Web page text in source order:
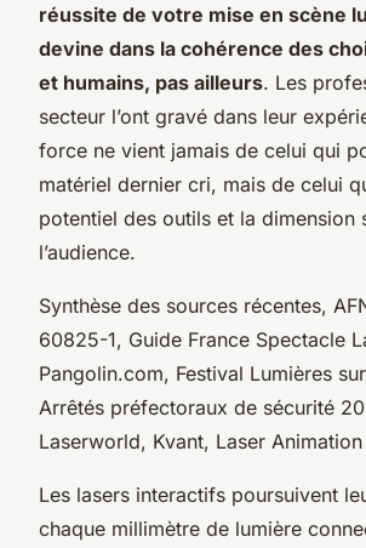
réussite de votre mise en scène
devine dans la cohérence des
et humains, pas ailleurs. Les
secteur l’ont gravé dans leur
force ne vient jamais de celui qui
matériel dernier cri, mais de celui
potentiel des outils et la dimension
l’audience.
Synthèse des sources récentes,
60825-1, Guide France Spectacle
Pangolin.com, Festival Lumières
Arrêtés préfectoraux de sécurité
Laserworld, Kvant, Laser
Les lasers interactifs poursuivent
chaque millimètre de lumière